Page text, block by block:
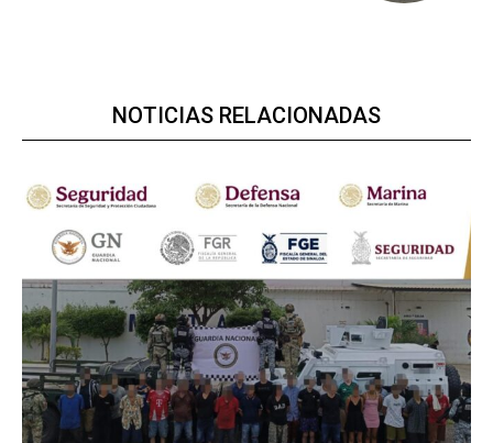
NOTICIAS RELACIONADAS